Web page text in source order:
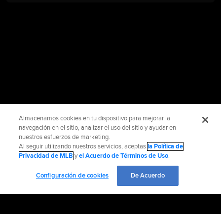
Almacenamos cookies en tu dispositivo para mejorar la
navegación en el sitio, analizar el uso del sitio y ayudar en
nuestros esfuerzos de marketing.
Al seguir utilizando nuestros servicios, aceptasla Política de
Privacidad de MLB yel Acuerdo de Términos de Uso.
Configuración de cookies De Acuerdo